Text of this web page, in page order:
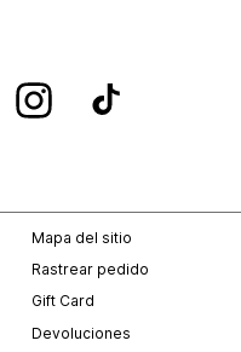
Mapa del sitio
Rastrear pedido
Gift Card
Devoluciones